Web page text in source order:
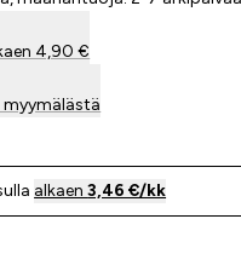
4,90 €
alkaen3,46 €/kk